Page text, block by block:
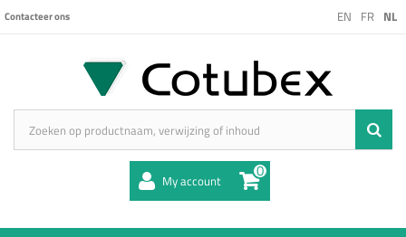
EN FR NL
Contacteer ons
My account 0